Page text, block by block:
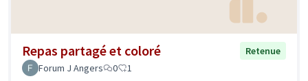
Repas partagé et coloré
Retenue
Forum J Angers
0 1